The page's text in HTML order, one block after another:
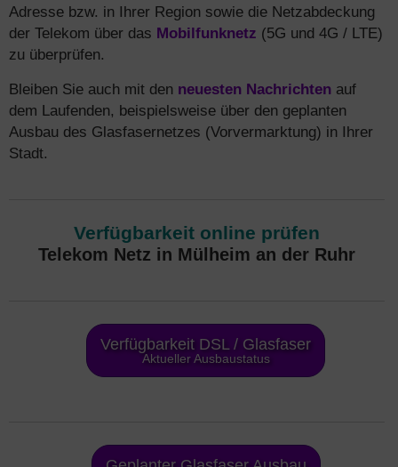
Adresse bzw. in Ihrer Region sowie die Netzabdeckung
der Telekom über das Mobilfunknetz (5G und 4G / LTE)
zu überprüfen.
Bleiben Sie auch mit den neuesten Nachrichten auf
dem Laufenden, beispielsweise über den geplanten
Ausbau des Glasfasernetzes (Vorvermarktung) in Ihrer
Stadt.
Verfügbarkeit online prüfen
Telekom Netz in Mülheim an der Ruhr
Verfügbarkeit DSL / Glasfaser
Aktueller Ausbaustatus